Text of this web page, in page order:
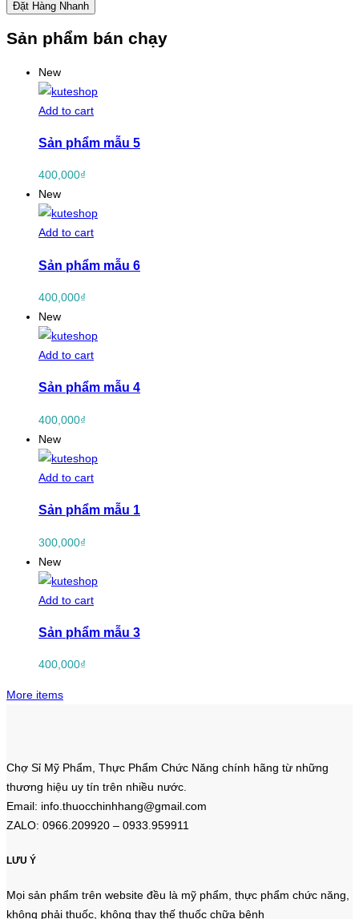
Sản phẩm bán chạy
New
Add to cart
Sản phẩm mẫu 5
400,000₫
New
Add to cart
Sản phẩm mẫu 6
400,000₫
New
Add to cart
Sản phẩm mẫu 4
400,000₫
New
Add to cart
Sản phẩm mẫu 1
300,000₫
New
Add to cart
Sản phẩm mẫu 3
400,000₫
More items
Chợ Sỉ Mỹ Phẩm, Thực Phẩm Chức Năng chính hãng từ những
thương hiệu uy tín trên nhiều nước.
Email: info.thuocchinhhang@gmail.com
ZALO: 0966.209920 – 0933.959911
LƯU Ý
Mọi sản phẩm trên website đều là mỹ phẩm, thực phẩm chức năng,
không phải thuốc, không thay thế thuốc chữa bệnh